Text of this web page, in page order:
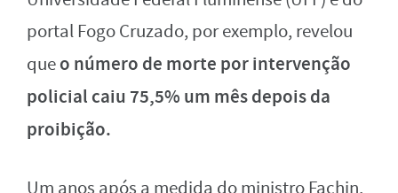
portal Fogo Cruzado, por exemplo, revelou
queo número de morte por intervenção
policial caiu 75,5% um mês depois da
proibição.